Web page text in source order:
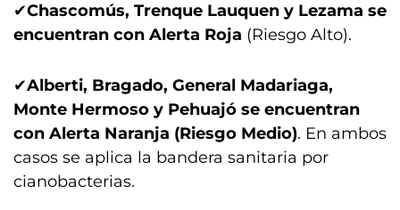
✔Chascomús, Trenque Lauquen y Lezama se
encuentran con Alerta Roja (Riesgo Alto).
✔Alberti, Bragado, General Madariaga,
Monte Hermoso y Pehuajó se encuentran
con Alerta Naranja (Riesgo Medio). En ambos
casos se aplica la bandera sanitaria por
cianobacterias.